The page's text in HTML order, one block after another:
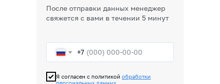
+7
Я согласен с политикой обработки
После отправки данных менеджер
свяжется с вами в течении 5 минут